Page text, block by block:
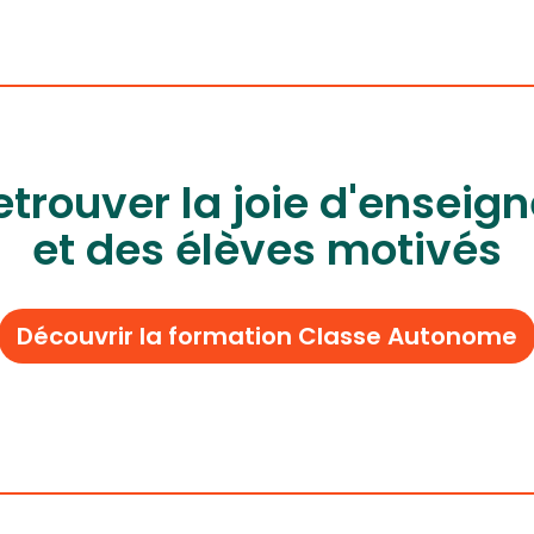
la joie
et des élèves motivés
Découvrir la formation Classe Autonome